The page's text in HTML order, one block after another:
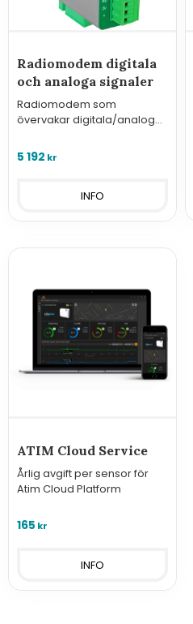
Radiomodem digitala
och analoga signaler
Radiomodem som
övervakar digitala/analoga
data via P2P-radio, Sigfox
5 192 kr
INFO
ATIM Cloud Service
Årlig avgift per sensor för
Atim Cloud Platform
165 kr
INFO